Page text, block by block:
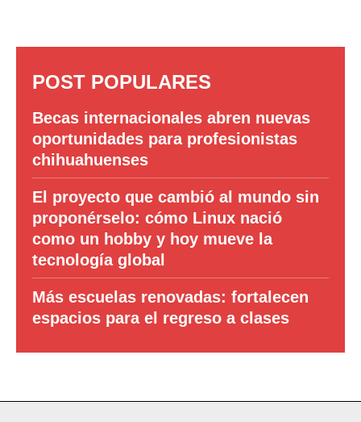
POST POPULARES
Becas internacionales abren nuevas
oportunidades para profesionistas
chihuahuenses
El proyecto que cambió al mundo sin
proponérselo: cómo Linux nació
como un hobby y hoy mueve la
tecnología global
Más escuelas renovadas: fortalecen
espacios para el regreso a clases